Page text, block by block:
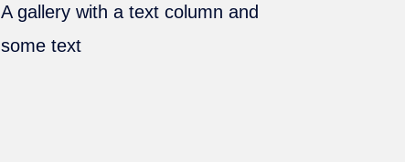
A gallery with a text column and
some text